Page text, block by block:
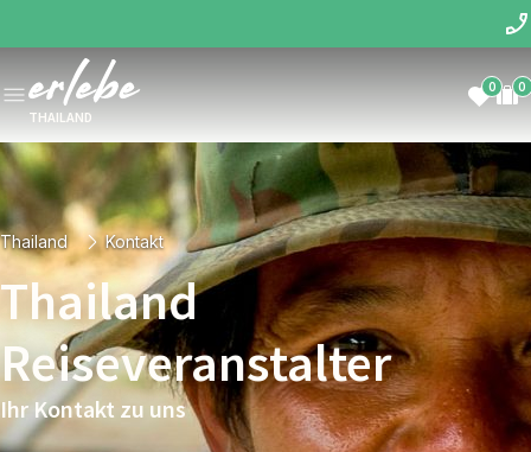
THAILAND
0 0
Thailand Kontakt
Thailand
Reiseveranstalter
Ihr Kontakt zu uns